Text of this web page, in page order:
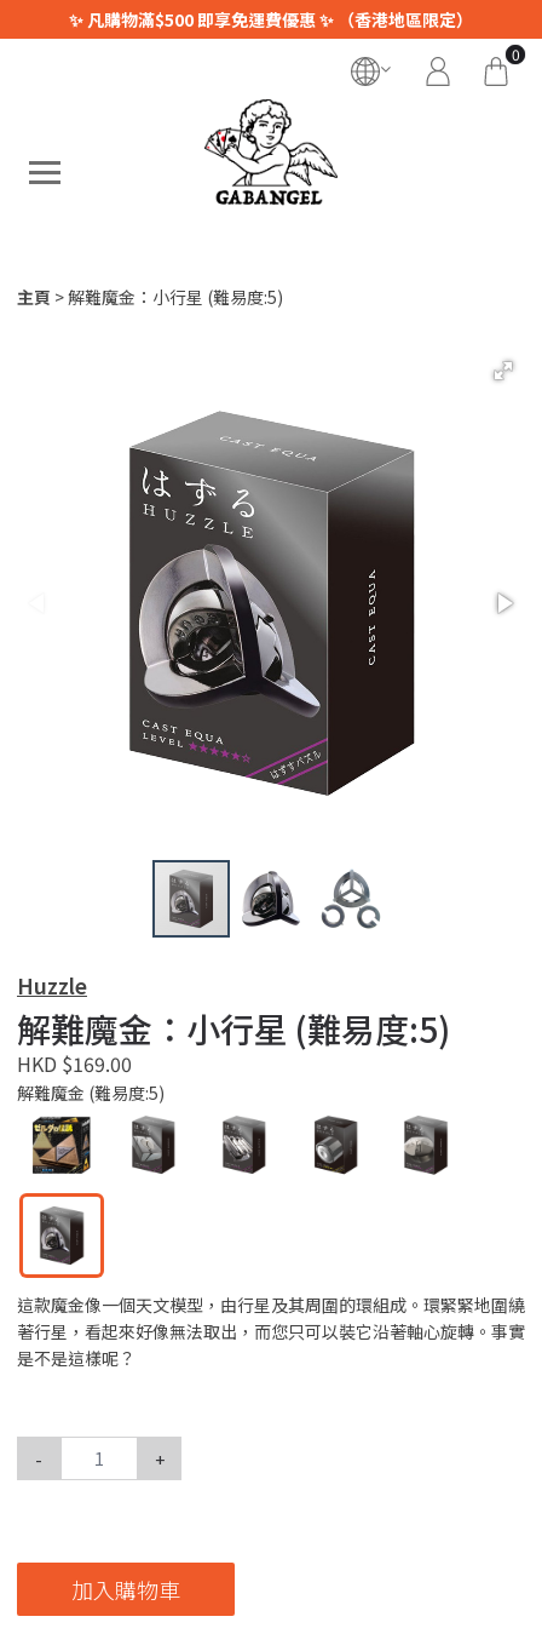
✨ 凡購物滿$500 即享免運費優惠 ✨ （香港地區限定）
0
主頁 解難魔金：小行星 (難易度:5)
Huzzle
解難魔金：小行星 (難易度:5)
HKD $169.00
解難魔金 (難易度:5)
這款魔金像一個天文模型，由行星及其周圍的環組成。環緊緊地圍繞
著行星，看起來好像無法取出，而您只可以裝它沿著軸心旋轉。事實
是不是這樣呢？
- +
加入購物車